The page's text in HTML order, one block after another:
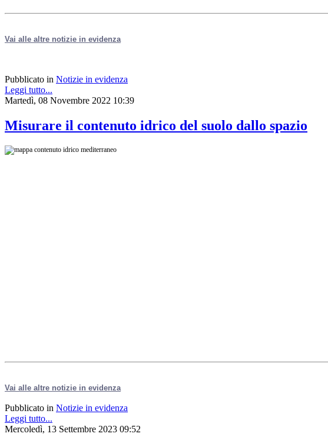
Vai alle altre notizie in evidenza
Pubblicato in Notizie in evidenza
Leggi tutto...
Martedì, 08 Novembre 2022 10:39
Misurare il contenuto idrico del suolo dallo spazio
Vai alle altre notizie in evidenza
Pubblicato in Notizie in evidenza
Leggi tutto...
Mercoledì, 13 Settembre 2023 09:52